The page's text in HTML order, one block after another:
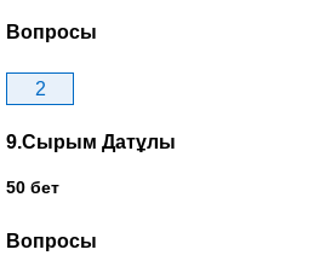
Вопросы
2
9.Сырым Датұлы
50 бет
Вопросы